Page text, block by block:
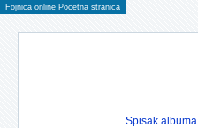
Fojnica online Pocetna stranica
Spisak albuma